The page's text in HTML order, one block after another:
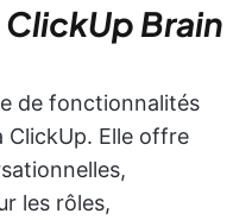
Brain
de fonctionnalités
ClickUp. Elle offre
les rôles,